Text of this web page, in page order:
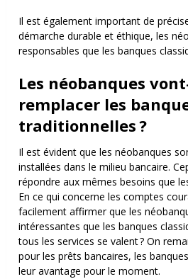
Il est également important de
démarche durable et éthique, les
responsables que les banques
Les néobanques
remplacer les
traditionnelles ?
Il est évident que les néobanques
installées dans le milieu bancaire.
répondre aux mêmes besoins que
En ce qui concerne les comptes
facilement affirmer que les
intéressantes que les banques
tous les services se valent ? On
pour les prêts bancaires, les
leur avantage pour le moment.